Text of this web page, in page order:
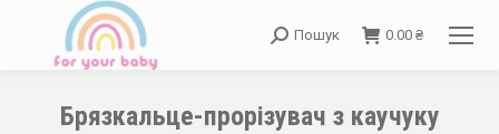
Search:
Пошук 0.00 ₴
Брязкальце-прорізувач з каучуку